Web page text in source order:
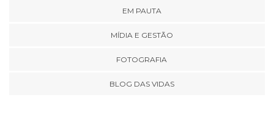
EM PAUTA
MÍDIA E GESTÃO
FOTOGRAFIA
BLOG DAS VIDAS